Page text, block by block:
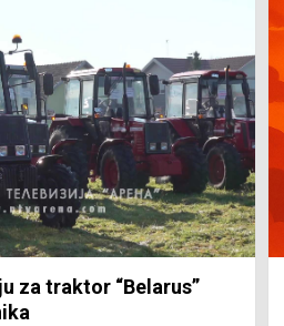
za traktor “Belarus”